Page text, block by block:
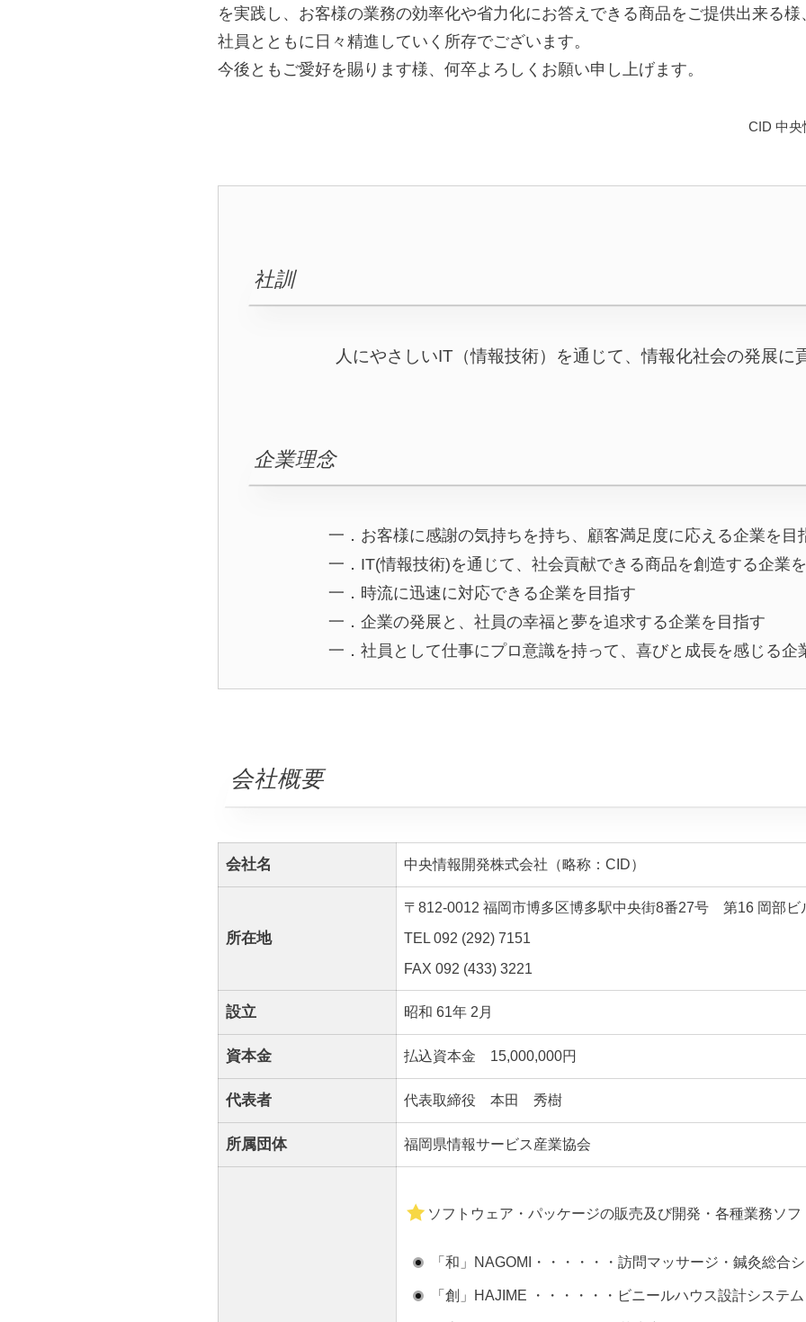
を実践し、お客様の業務の効率化や省力化にお答えできる商品をご提供出来る様
社員とともに日々精進していく所存でございます。
今後ともご愛好を賜ります様、何卒よろしくお願い申し上げます。
CID 中
社訓
人にやさしいIT（情報技術）を通じて、情報化社会の発展に
企業理念
一．お客様に感謝の気持ちを持ち、顧客満足度に応える企業を目
一．IT(情報技術)を通じて、社会貢献できる商品を創造する企業
一．時流に迅速に対応できる企業を目指す
一．企業の発展と、社員の幸福と夢を追求する企業を目指す
一．社員として仕事にプロ意識を持って、喜びと成長を感じる企
会社概要
会社名 中央情報開発株式会社（略称：CID）
所在地
〒812-0012 福岡市博多区博多駅中央街8番27号 第16 岡部ビ
TEL 092 (292) 7151
FAX 092 (433) 3221
設立 昭和 61年 2月
資本金 払込資本金 15,000,000円
代表者 代表取締役 本田 秀樹
所属団体 福岡県情報サービス産業協会
ソフトウェア・パッケージの販売及び開発・各種業務ソフ
「和」NAGOMI・・・・・・訪問マッサージ・鍼灸総合
「創」HAJIME ・・・・・・ビニールハウス設計システム